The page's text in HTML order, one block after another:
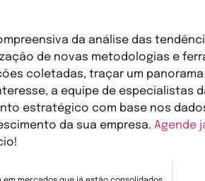
da análise das
de novas metodologias e
coletadas, traçar um
a equipe de especialistas
estratégico com base nos
da sua empresa. Agende